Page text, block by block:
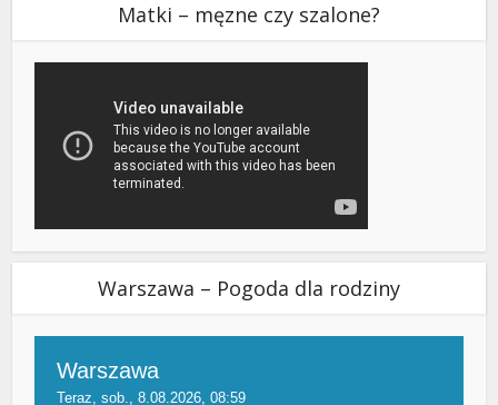
Matki – męzne czy szalone?
Warszawa – Pogoda dla rodziny